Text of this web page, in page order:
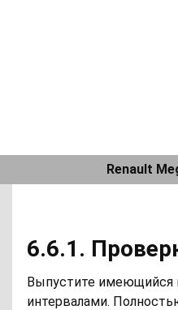
Renault
6.6.1.
Выпустите имеющийся
интервалами.